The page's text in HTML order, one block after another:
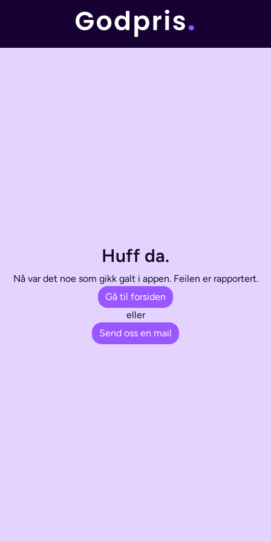
Huff da.
Nå var det noe som gikk galt i appen. Feilen er rapportert.
Gå til forsiden
eller
Send oss en mail